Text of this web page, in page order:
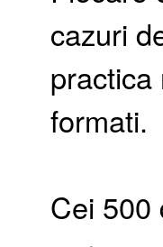
cazuri
practica
formati.
Cei 500